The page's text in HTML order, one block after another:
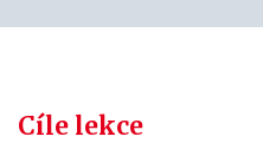
Cíle lekce